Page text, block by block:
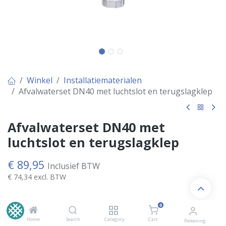
Home Search Category
0
Cart Rekening
Winkel
Installatiematerialen
Afvalwaterset DN40 met luchtslot en terugslagklep
Afvalwaterset DN40 met
luchtslot en terugslagklep
€ 89,95 Inclusief BTW
€ 74,34 excl. BTW
OP VOORRAAD